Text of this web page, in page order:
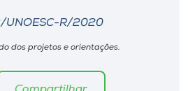
UNOESC-R/2020
dos projetos e orientações.